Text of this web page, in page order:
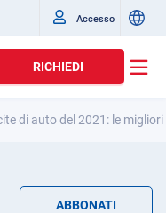
Accesso
RICHIEDI
di auto del 2021: le
ABBONATI